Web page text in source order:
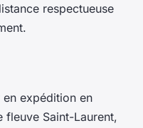
respectueuse
expédition en
fleuve Saint-Laurent,